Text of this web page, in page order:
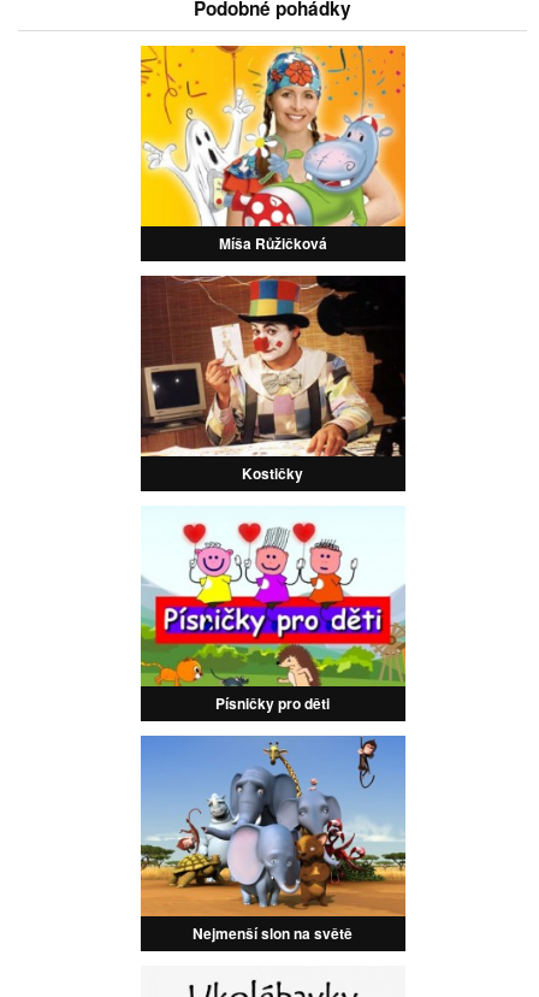
Podobné pohádky
Míša Růžičková
Kostičky
Písničky pro děti
Nejmenší slon na světě